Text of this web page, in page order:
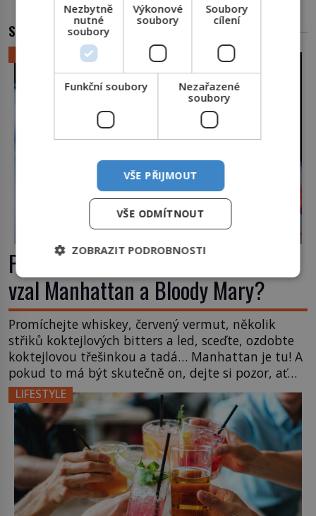
SOUVISEJÍCÍ ČLÁNKY
Příběhy slavných koktejlů: Kde se
vzal Manhattan a Bloody Mary?
Promíchejte whiskey, červený vermut, několik
střiků koktejlových bitters a led, sceďte, ozdobte
koktejlovou třešinkou a tadá… Manhattan je tu! A
pokud to má být skutečně on, dejte si pozor, ať
místo klasické americké rye whiskey či klidně
bourbonu nepoužijete skotskou whisku. Co se
stane? Inu, koktejl bude stále skvělý, ale už to
nebude Manhattan ale […]
LIFESTYLE
Nezbytně
nutné
soubory
Výkonové
soubory
Soubory
cílení
Funkční soubory
Nezařazené
soubory
VŠE PŘIJMOUT
VŠE ODMÍTNOUT
ZOBRAZIT PODROBNOSTI